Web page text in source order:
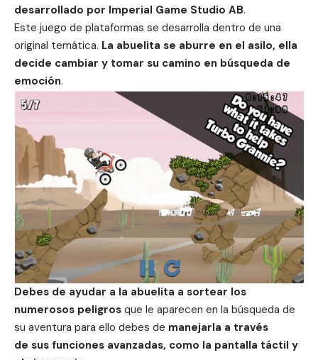
desarrollado por Imperial Game Studio AB.
Este juego de plataformas se desarrolla dentro de una
original temática. La abuelita se aburre en el asilo, ella
decide cambiar y tomar su camino en búsqueda de
emoción.
Debes de ayudar a la abuelita a sortear los
numerosos peligros que le aparecen en la búsqueda de
su aventura para ello debes de manejarla a través
de sus funciones avanzadas, como la pantalla táctil y